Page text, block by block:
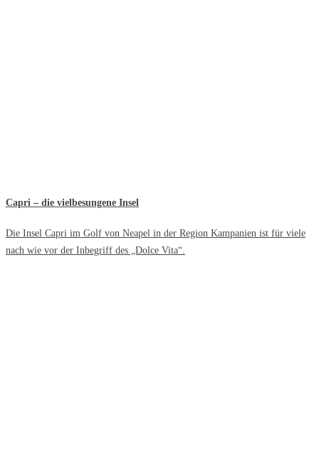
Capri – die vielbesungene Insel
Die Insel Capri im Golf von Neapel in der Region Kampanien ist für viele
nach wie vor der Inbegriff des „Dolce Vita“.